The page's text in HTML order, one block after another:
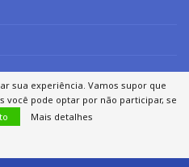
sua experiência. Vamos supor que
você pode optar por não participar, se
Mais detalhes